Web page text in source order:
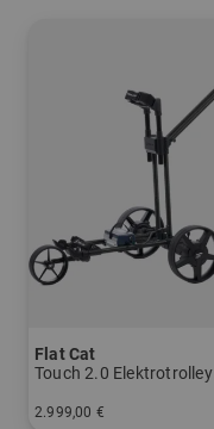
Flat Cat
Touch 2.0 Elektrotrolley
2.999,00 €